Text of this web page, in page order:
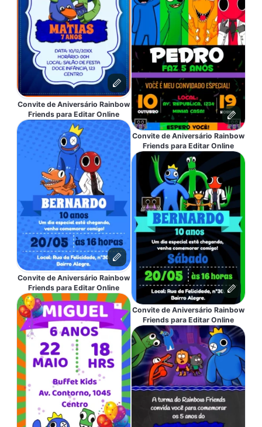
Convite de Aniversário Rainbow
Friends para Editar Online
Convite de Aniversário Rainbow
Friends para Editar Online
Convite de Aniversário Rainbow
Friends para Editar Online
Convite de Aniversário Rainbow
Friends para Editar Online